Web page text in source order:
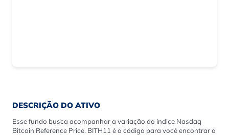
DESCRIÇÃO DO ATIVO
Esse fundo busca acompanhar a variação do índice Nasdaq
Bitcoin Reference Price. BITH11 é o código para você encontrar o